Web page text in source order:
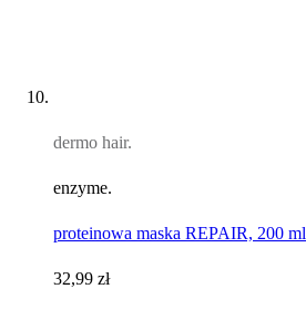
dermo hair.
enzyme.
proteinowa maska REPAIR, 200 ml
32,99 zł